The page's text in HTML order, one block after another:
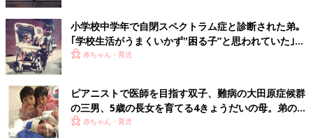
小学校中学年で自閉スペクトラム症と診断された弟｡
｢学校生活がうまくいかず‟困る子”と思われていた｣
【発達障害･きょうだい児体験談】
赤ちゃん・育児
ピアニストで医師を目指す双子、難病の大田原症候群
の三男、5歳の長女を育てる4きょうだいの母。弟の命
を守るため「こうちゃん憲法」を家族で作った
赤ちゃん・育児